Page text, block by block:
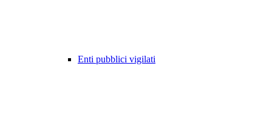
Enti pubblici vigilati